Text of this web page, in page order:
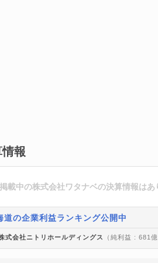
報
掲載中の株式会社ワタナベの決算情報はあ
道の企業利益ランキング公開中
式会社ニトリホールディングス （純利益 : 681